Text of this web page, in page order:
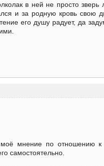
в ней не просто зверь
и за родную кровь свою
его душу радует, да
мнение по отношению к
самостоятельно.